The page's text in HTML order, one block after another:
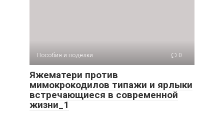
Пособия и поделки 0
Яжематери против
мимокрокодилов типажи и ярлыки
встречающиеся в современной
жизни_1